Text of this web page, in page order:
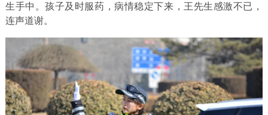
生手中。孩子及时服药，病情稳定下来，王先生感激不已，
连声道谢。